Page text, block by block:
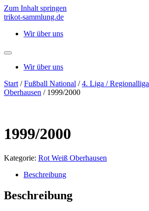
Zum Inhalt springen
trikot-sammlung.de
Wir über uns
Wir über uns
Start /Fußball National /4. Liga / Regionalliga
Oberhausen / 1999/2000
1999/2000
Kategorie: Rot Weiß Oberhausen
Beschreibung
Beschreibung